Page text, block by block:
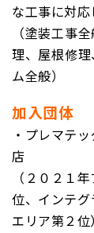
な工事に対応
（塗装工事
理、屋根修
ム全般）
加入団体
・プレマテ
店
（２０２１
位、インテ
エリア第２位）